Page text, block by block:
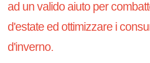
ad un valido aiuto per
d'estate ed ottimizzare i
d'inverno.